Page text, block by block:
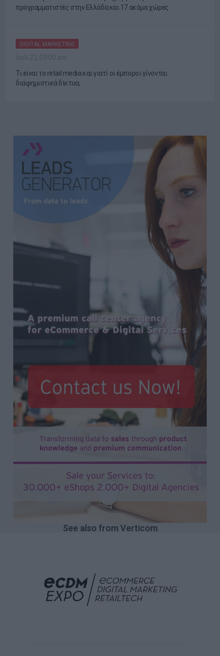
προγραμματιστές στην Ελλάδα και 17 ακόμα χώρες
DIGITAL MARKETING
Τι είναι το retail media και γιατί οι έμποροι γίνονται
διαφημιστικά δίκτυα;
See also from Verticom